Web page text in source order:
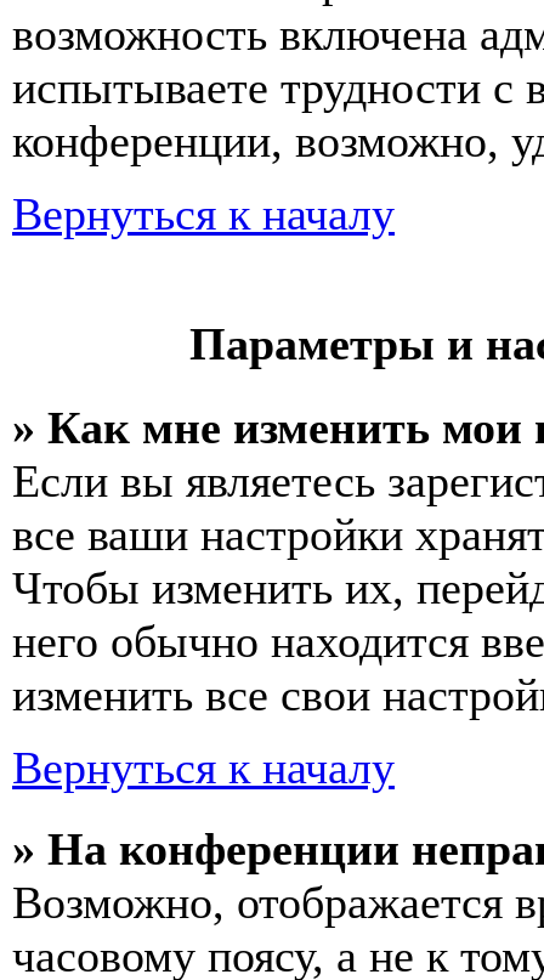
возможность включена
испытываете трудности с
конференции, возможно,
Вернуться к началу
Параметры и
» Как мне изменить мои
Если вы являетесь
все ваши настройки
Чтобы изменить их,
него обычно находится
изменить все свои
Вернуться к началу
» На конференции
Возможно, отображается
часовому поясу, а не к